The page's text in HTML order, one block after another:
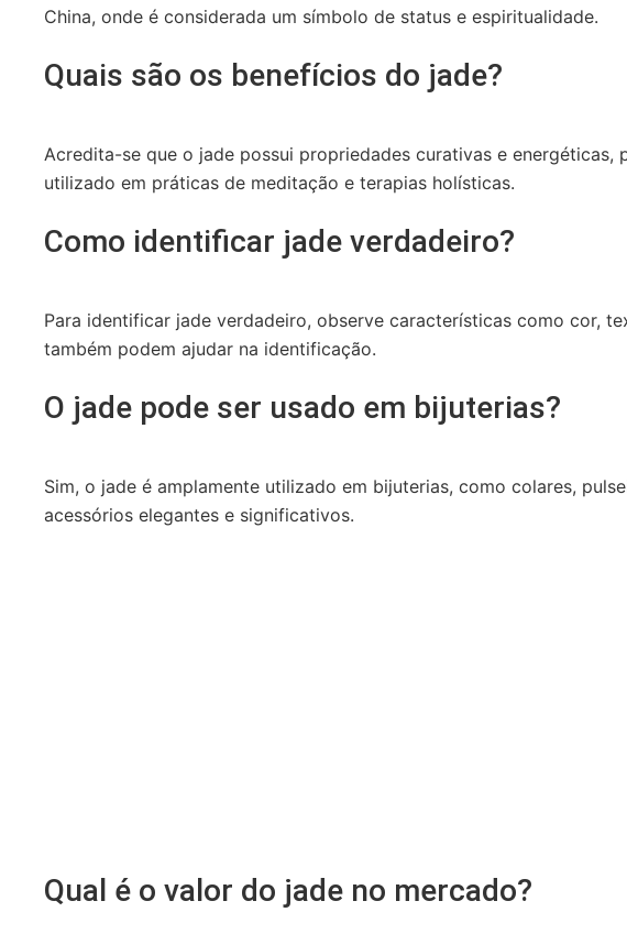
China, onde é considerada um símbolo de status e espiritualidade.
Quais são os benefícios do jade?
Acredita-se que o jade possui propriedades curativas e
utilizado em práticas de meditação e terapias holísticas.
Como identificar jade verdadeiro?
Para identificar jade verdadeiro, observe características como cor,
também podem ajudar na identificação.
O jade pode ser usado em bijuterias?
Sim, o jade é amplamente utilizado em bijuterias, como colares,
acessórios elegantes e significativos.
Qual é o valor do jade no mercado?